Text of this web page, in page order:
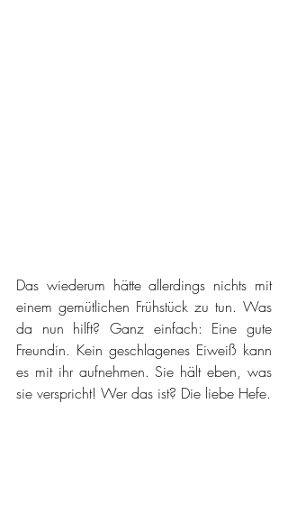
Das wiederum hätte allerdings nichts mit
einem gemütlichen Frühstück zu tun. Was
da nun hilft? Ganz einfach: Eine gute
Freundin. Kein geschlagenes Eiweiß kann
es mit ihr aufnehmen. Sie hält eben, was
sie verspricht! Wer das ist? Die liebe Hefe.